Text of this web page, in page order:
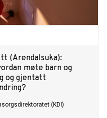
(Arendalsuka):
møte barn og
og gjentatt
(KDI)